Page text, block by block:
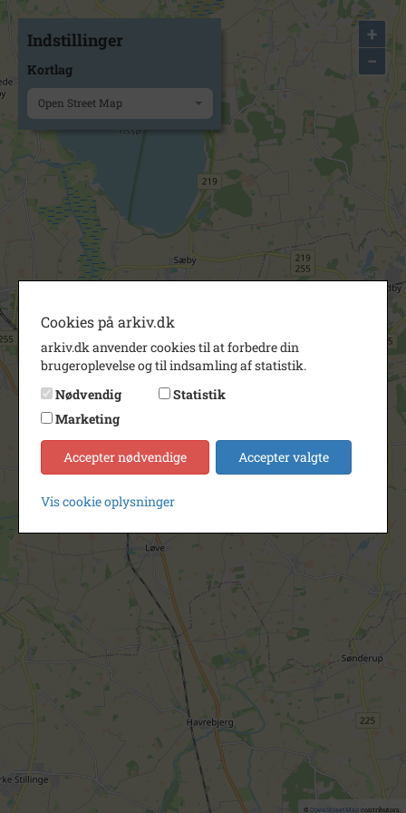
+
−
© OpenStreetMapcontributors.
Indstillinger
Kortlag
Open Street Map
Cookies på arkiv.dk
arkiv.dk anvender cookies til at forbedre din
brugeroplevelse og til indsamling af statistik.
Nødvendig
Statistik
Marketing
Accepter nødvendige Accepter valgte
Vis cookie oplysninger